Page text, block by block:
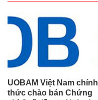
UOBAM Việt Nam chính
thức chào bán Chứng